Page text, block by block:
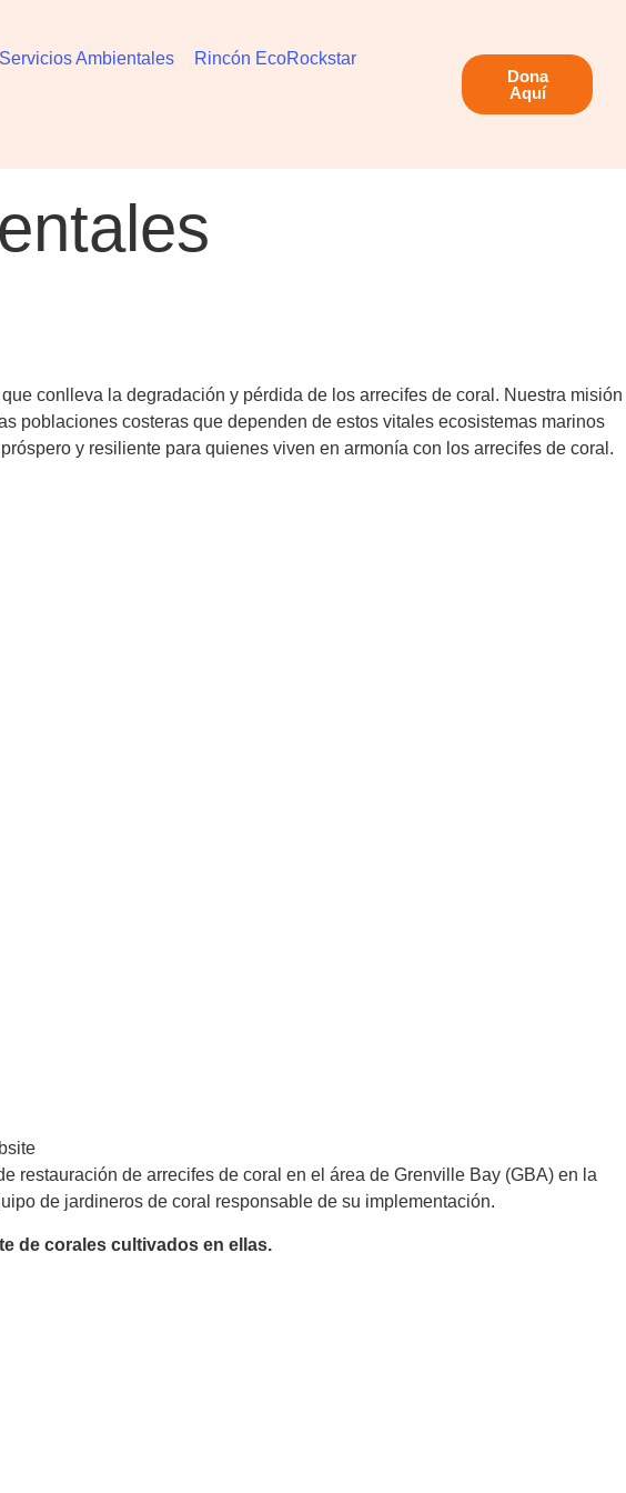
Servicios Ambientales Rincón EcoRockstar
Dona
Aquí
conlleva la degradación y pérdida de los arrecifes de coral. Nuestra misión
poblaciones costeras que dependen de estos vitales ecosistemas marinos
y resiliente para quienes viven en armonía con los arrecifes de coral.
restauración de arrecifes de coral en el área de Grenville Bay (GBA) en la
de jardineros de coral responsable de su implementación.
de corales cultivados en ellas.